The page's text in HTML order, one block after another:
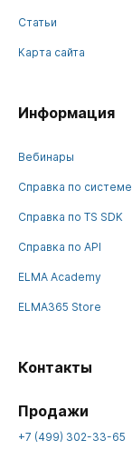
Статьи
Карта сайта
Информация
Вебинары
Справка по системе
Справка по TS SDK
Справка по API
ELMA Academy
ELMA365 Store
Контакты
Продажи
+7 (499) 302-33-65